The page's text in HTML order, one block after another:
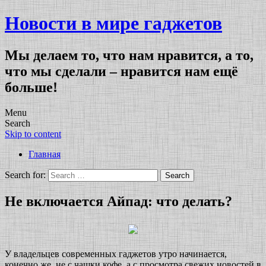
Новости в мире гаджетов
Мы делаем то, что нам нравится, а то,
что мы сделали – нравится нам ещё
больше!
Menu
Search
Skip to content
Главная
Search for:
Не включается Айпад: что делать?
У владельцев современных гаджетов утро начинается,